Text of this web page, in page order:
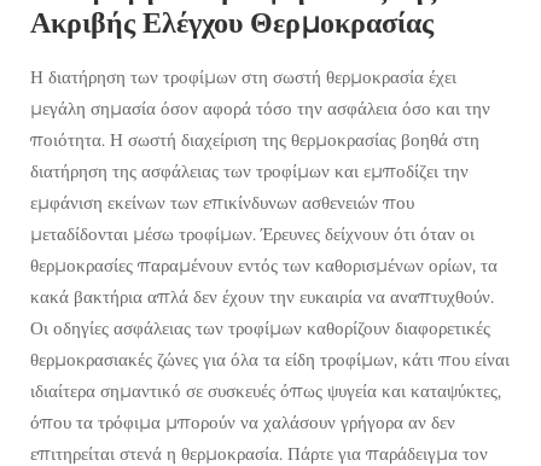
Ακριβής Ελέγχου Θερμοκρασίας
Η διατήρηση των τροφίμων στη σωστή θερμοκρασία έχει
μεγάλη σημασία όσον αφορά τόσο την ασφάλεια όσο και την
ποιότητα. Η σωστή διαχείριση της θερμοκρασίας βοηθά στη
διατήρηση της ασφάλειας των τροφίμων και εμποδίζει την
εμφάνιση εκείνων των επικίνδυνων ασθενειών που
μεταδίδονται μέσω τροφίμων. Έρευνες δείχνουν ότι όταν οι
θερμοκρασίες παραμένουν εντός των καθορισμένων ορίων, τα
κακά βακτήρια απλά δεν έχουν την ευκαιρία να αναπτυχθούν.
Οι οδηγίες ασφάλειας των τροφίμων καθορίζουν διαφορετικές
θερμοκρασιακές ζώνες για όλα τα είδη τροφίμων, κάτι που είναι
ιδιαίτερα σημαντικό σε συσκευές όπως ψυγεία και καταψύκτες,
όπου τα τρόφιμα μπορούν να χαλάσουν γρήγορα αν δεν
επιτηρείται στενά η θερμοκρασία. Πάρτε για παράδειγμα τον